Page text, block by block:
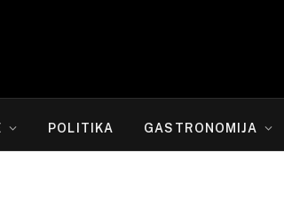
POLITIKA GASTRONOMIJA